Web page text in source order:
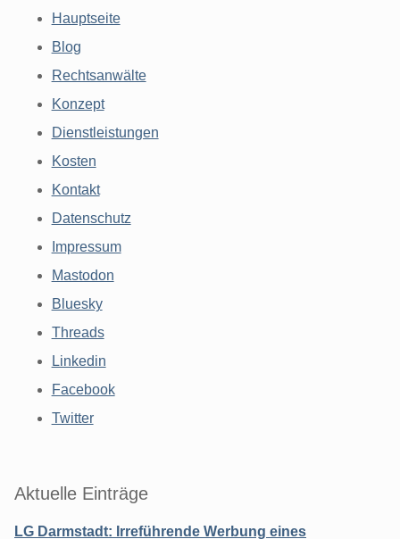
Hauptseite
Blog
Rechtsanwälte
Konzept
Dienstleistungen
Kosten
Kontakt
Datenschutz
Impressum
Mastodon
Bluesky
Threads
Linkedin
Facebook
Twitter
Aktuelle Einträge
LG Darmstadt: Irreführende Werbung eines